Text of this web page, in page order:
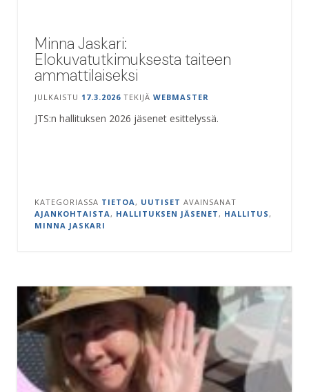
Minna Jaskari:
Elokuvatutkimuksesta taiteen
ammattilaiseksi
JULKAISTU 17.3.2026 TEKIJÄ WEBMASTER
JTS:n hallituksen 2026 jäsenet esittelyssä.
KATEGORIASSA TIETOA , UUTISET AVAINSANAT
AJANKOHTAISTA , HALLITUKSEN JÄSENET , HALLITUS ,
MINNA JASKARI